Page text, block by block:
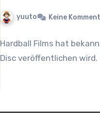
yuuto Keine
Hardball Films hat
Disc veröffentlichen wird.